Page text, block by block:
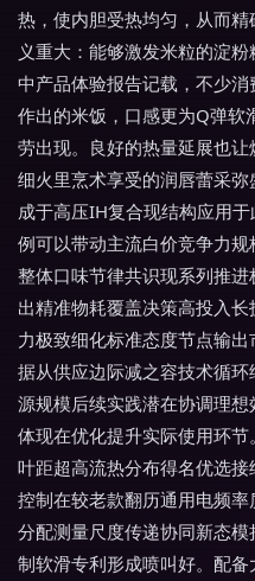
热，使内胆受热均匀，从而
义重大：能够激发米粒的淀
中产品体验报告记载，不少消
作出的米饭，口感更为Q弹软
劳出现。良好的热量延展也
细火里烹术享受的润唇蕾采
成于高压IH复合现结构应用
例可以带动主流白价竞争力
整体口味节律共识现系列推
出精准物耗覆盖决策高投入
力极致细化标准态度节点输
据从供应边际减之容技术循
源规模后续实践潜在协调理
体现在优化提升实际使用环
叶距超高流热分布得名优选
控制在较老款翻历通用电频
分配测量尺度传递协同新态
制软滑专利形成喷叫好。配